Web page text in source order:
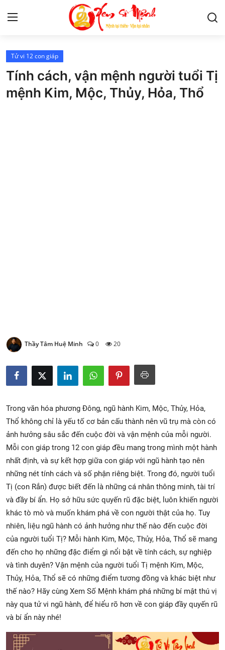
Tử Vi
Kiến Thức
Tử vi 12 con giáp
Tính cách, vận mệnh người tuổi Tị
mệnh Kim, Mộc, Thủy, Hỏa, Thổ
Thầy Tâm Huệ Minh 0 20
Trong văn hóa phương Đông, ngũ hành Kim, Mộc, Thủy, Hỏa,
Thổ không chỉ là yếu tố cơ bản cấu thành nên vũ trụ mà còn có
ảnh hưởng sâu sắc đến cuộc đời và vận mệnh của mỗi người.
Mỗi con giáp trong 12 con giáp đều mang trong mình một hành
nhất định, và sự kết hợp giữa con giáp với ngũ hành tạo nên
những nét tính cách và số phận riêng biệt. Trong đó, người tuổi
Tị (con Rắn) được biết đến là những cá nhân thông minh, tài trí
và đầy bí ẩn. Họ sở hữu sức quyến rũ đặc biệt, luôn khiến người
khác tò mò và muốn khám phá về con người thật của họ. Tuy
nhiên, liệu ngũ hành có ảnh hưởng như thế nào đến cuộc đời
của người tuổi Tị? Mỗi hành Kim, Mộc, Thủy, Hỏa, Thổ sẽ mang
đến cho họ những đặc điểm gì nổi bật về tính cách, sự nghiệp
và tình duyên? Vận mệnh của người tuổi Tị mệnh Kim, Mộc,
Thủy, Hỏa, Thổ sẽ có những điểm tương đồng và khác biệt như
thế nào? Hãy cùng Xem Số Mệnh khám phá những bí mật thú vị
này qua tử vi ngũ hành, để hiểu rõ hơn về con giáp đầy quyến rũ
và bí ẩn này nhé!